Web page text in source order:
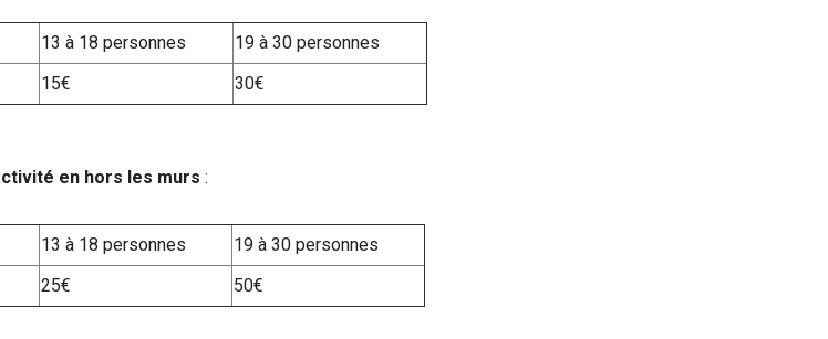
13 à 18 personnes
19 à 30 personnes
15€ 30€
en hors les murs :
13 à 18 personnes
19 à 30 personnes
25€ 50€